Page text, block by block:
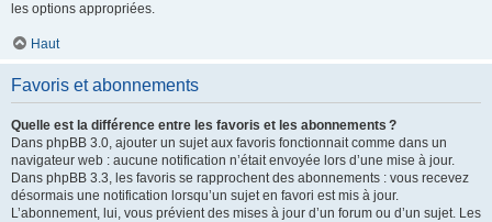
les options appropriées.
Haut
Favoris et abonnements
Quelle est la différence entre les favoris et les abonnements ?
Dans phpBB 3.0, ajouter un sujet aux favoris fonctionnait comme dans un
navigateur web : aucune notification n’était envoyée lors d’une mise à jour.
Dans phpBB 3.3, les favoris se rapprochent des abonnements : vous recevez
désormais une notification lorsqu’un sujet en favori est mis à jour.
L’abonnement, lui, vous prévient des mises à jour d’un forum ou d’un sujet. Les